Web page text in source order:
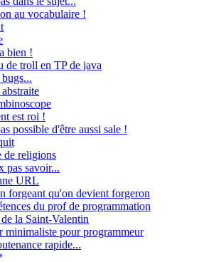
au vocabulaire !
bien !
de troll en TP de java
est roi !
possible d'être aussi sale !
de religions
pas savoir...
URL
forgeant qu'on devient forgeron
du prof de programmation
la Saint-Valentin
minimaliste pour programmeur
rapide...